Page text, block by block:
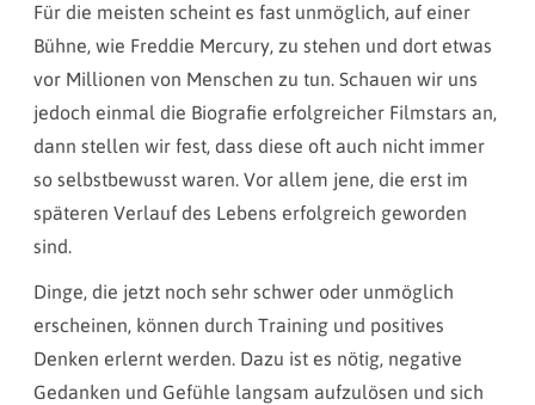
Für die meisten scheint es fast unmöglich, auf einer
Bühne, wie Freddie Mercury, zu stehen und dort etwas
vor Millionen von Menschen zu tun. Schauen wir uns
jedoch einmal die Biografie erfolgreicher Filmstars an,
dann stellen wir fest, dass diese oft auch nicht immer
so selbstbewusst waren. Vor allem jene, die erst im
späteren Verlauf des Lebens erfolgreich geworden
sind.
Dinge, die jetzt noch sehr schwer oder unmöglich
erscheinen, können durch Training und positives
Denken erlernt werden. Dazu ist es nötig, negative
Gedanken und Gefühle langsam aufzulösen und sich